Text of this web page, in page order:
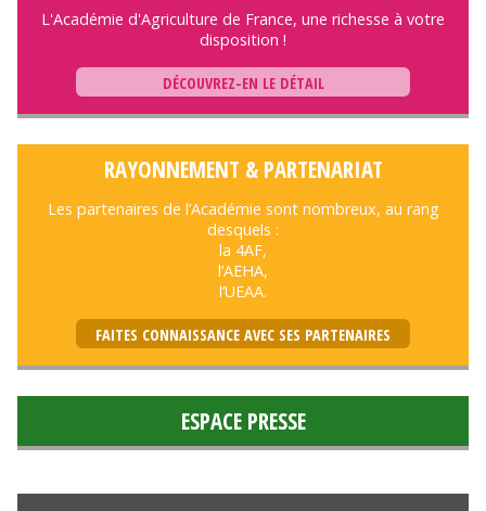
L'Académie d'Agriculture de France, une richesse à votre
disposition !
DÉCOUVREZ-EN LE DÉTAIL
RAYONNEMENT & PARTENARIAT
Les partenaires de l’Académie sont nombreux, au rang
desquels :
la 4AF,
l’AEHA,
l’UEAA.
FAITES CONNAISSANCE AVEC SES PARTENAIRES
ESPACE PRESSE